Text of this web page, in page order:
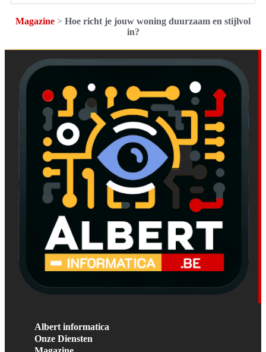
Magazine > Hoe richt je jouw woning duurzaam en stijlvol
in?
Albert informatica
Onze Diensten